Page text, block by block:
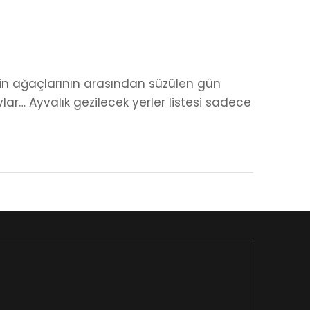
ağaçlarının arasından süzülen gün
Ayvalık gezilecek yerler listesi sadece